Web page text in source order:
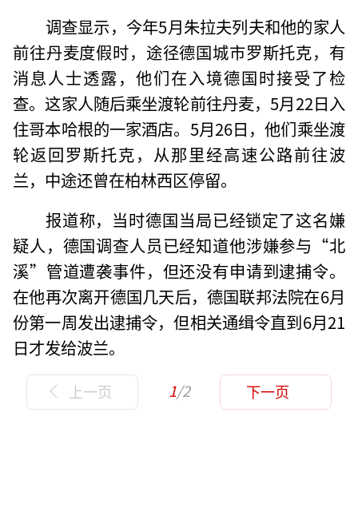
调查显示，今年5月朱拉夫列夫和他的家人
前往丹麦度假时，途径德国城市罗斯托克，有
消息人士透露，他们在入境德国时接受了检
查。这家人随后乘坐渡轮前往丹麦，5月22日入
住哥本哈根的一家酒店。5月26日，他们乘坐渡
轮返回罗斯托克，从那里经高速公路前往波
兰，中途还曾在柏林西区停留。
报道称，当时德国当局已经锁定了这名嫌
疑人，德国调查人员已经知道他涉嫌参与“北
溪”管道遭袭事件，但还没有申请到逮捕令。
在他再次离开德国几天后，德国联邦法院在6月
份第一周发出逮捕令，但相关通缉令直到6月21
日才发给波兰。
上一页 1/2 下一页